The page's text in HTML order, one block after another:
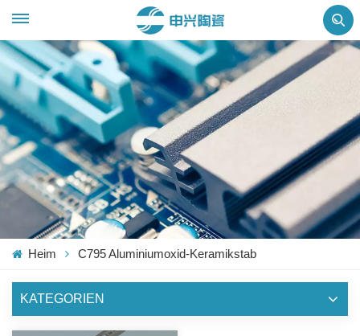
Heim C795 Aluminiumoxid-Keramikstab
KATEGORIEN